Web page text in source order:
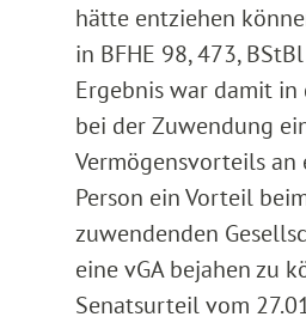
hätte entziehen
in BFHE 98, 473,
Ergebnis war damit in
bei der Zuwendung
Vermögensvorteils an
Person ein Vorteil
zuwendenden
eine vGA bejahen zu
Senatsurteil vom